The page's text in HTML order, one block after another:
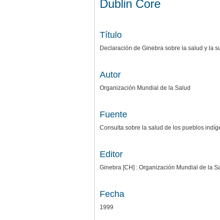
Dublin Core
Título
Declaración de Ginebra sobre la salud y la
Autor
Organización Mundial de la Salud
Fuente
Consulta sobre la salud de los pueblos
Editor
Ginebra [CH] : Organización Mundial de la
Fecha
1999